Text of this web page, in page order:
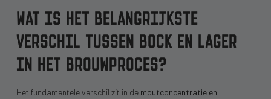
WAT IS HET BELANGRIJKSTE
VERSCHIL TUSSEN BOCK EN LAGER
IN HET BROUWPROCES?
Het fundamentele verschil zit in de moutconcentratie en